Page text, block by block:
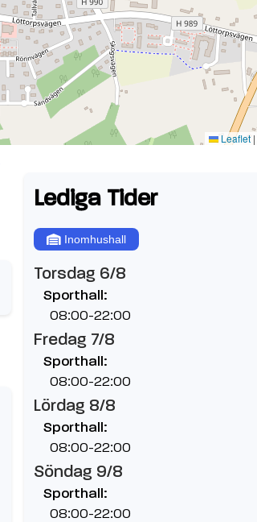
Leaflet |
Lediga Tider
Inomhushall
Torsdag 6/8
Sporthall:
08:00-22:00
Fredag 7/8
Sporthall:
08:00-22:00
Lördag 8/8
Sporthall:
08:00-22:00
Söndag 9/8
Sporthall:
08:00-22:00